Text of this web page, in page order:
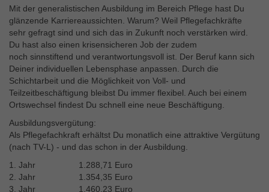
Mit der generalistischen Ausbildung im Bereich Pflege hast Du
glänzende Karriereaussichten. Warum? Weil Pflegefachkräfte
sehr gefragt sind und sich das in Zukunft noch verstärken wird.
Du hast also einen krisensicheren Job der zudem
noch sinnstiftend und verantwortungsvoll ist. Der Beruf kann sich
Deiner individuellen Lebensphase anpassen. Durch die
Schichtarbeit und die Möglichkeit von Voll- und
Teilzeitbeschäftigung bleibst Du immer flexibel. Auch bei einem
Ortswechsel findest Du schnell eine neue Beschäftigung.
Ausbildungsvergütung:
Als Pflegefachkraft erhältst Du monatlich eine attraktive Vergütung
(nach TV-L) - und das schon in der Ausbildung.
1. Jahr 1.288,71 Euro
2. Jahr 1.354,35 Euro
3. Jahr 1.460,23 Euro